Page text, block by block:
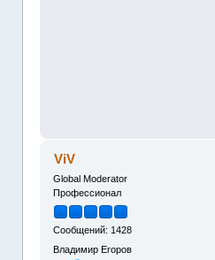
ViV
Global Moderator
Профессионал
Сообщений: 1428
Владимир Егоров